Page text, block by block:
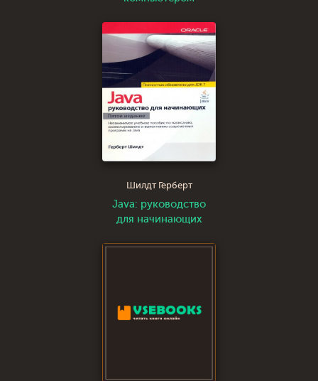
Шилдт Герберт
Java: руководство
для начинающих